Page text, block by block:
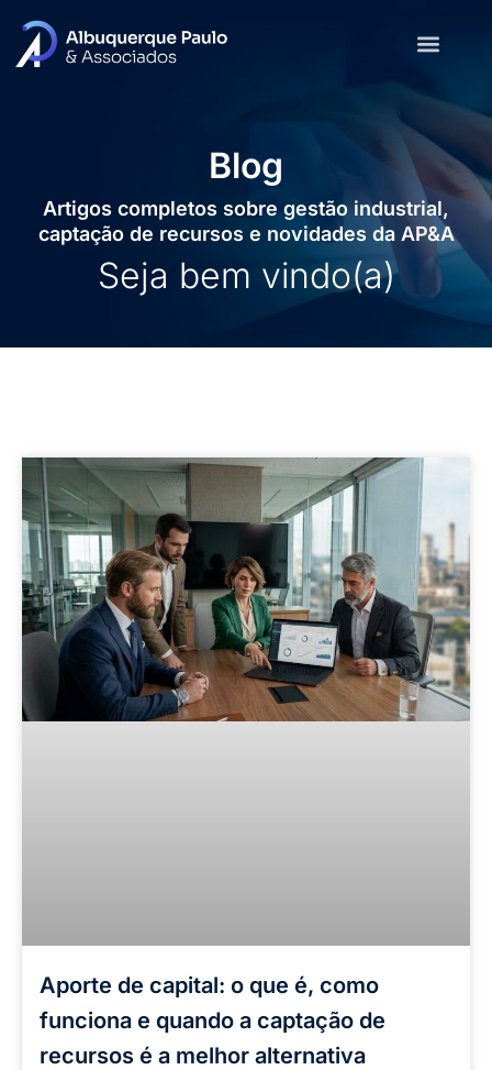
Blog
Artigos completos sobre gestão industrial,
captação de recursos e novidades da AP&A
Seja bem vindo(a)
Aporte de capital: o que é, como
funciona e quando a captação de
recursos é a melhor alternativa